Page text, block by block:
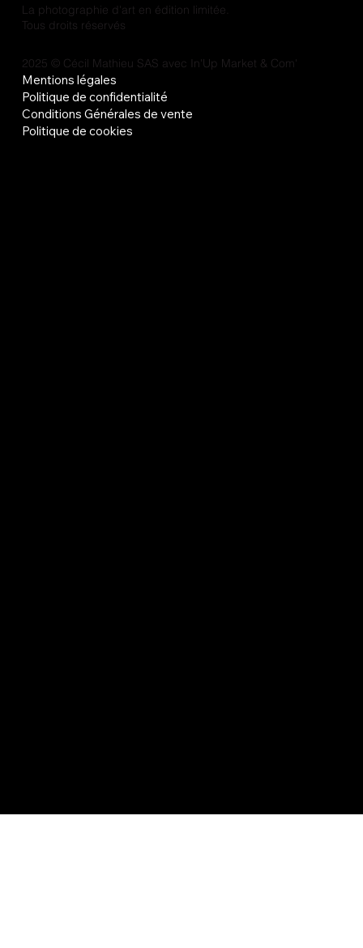
Mentions légales
Politique de confidentialité
Conditions Générales de vente
Politique de cookies
La photographie d'art en édition limitée.
Tous droits réservés
2025 © Cécil Mathieu SAS avec In'Up Market & Com'